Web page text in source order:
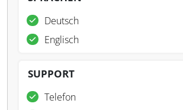
Deutsch
Englisch
SUPPORT
Telefon